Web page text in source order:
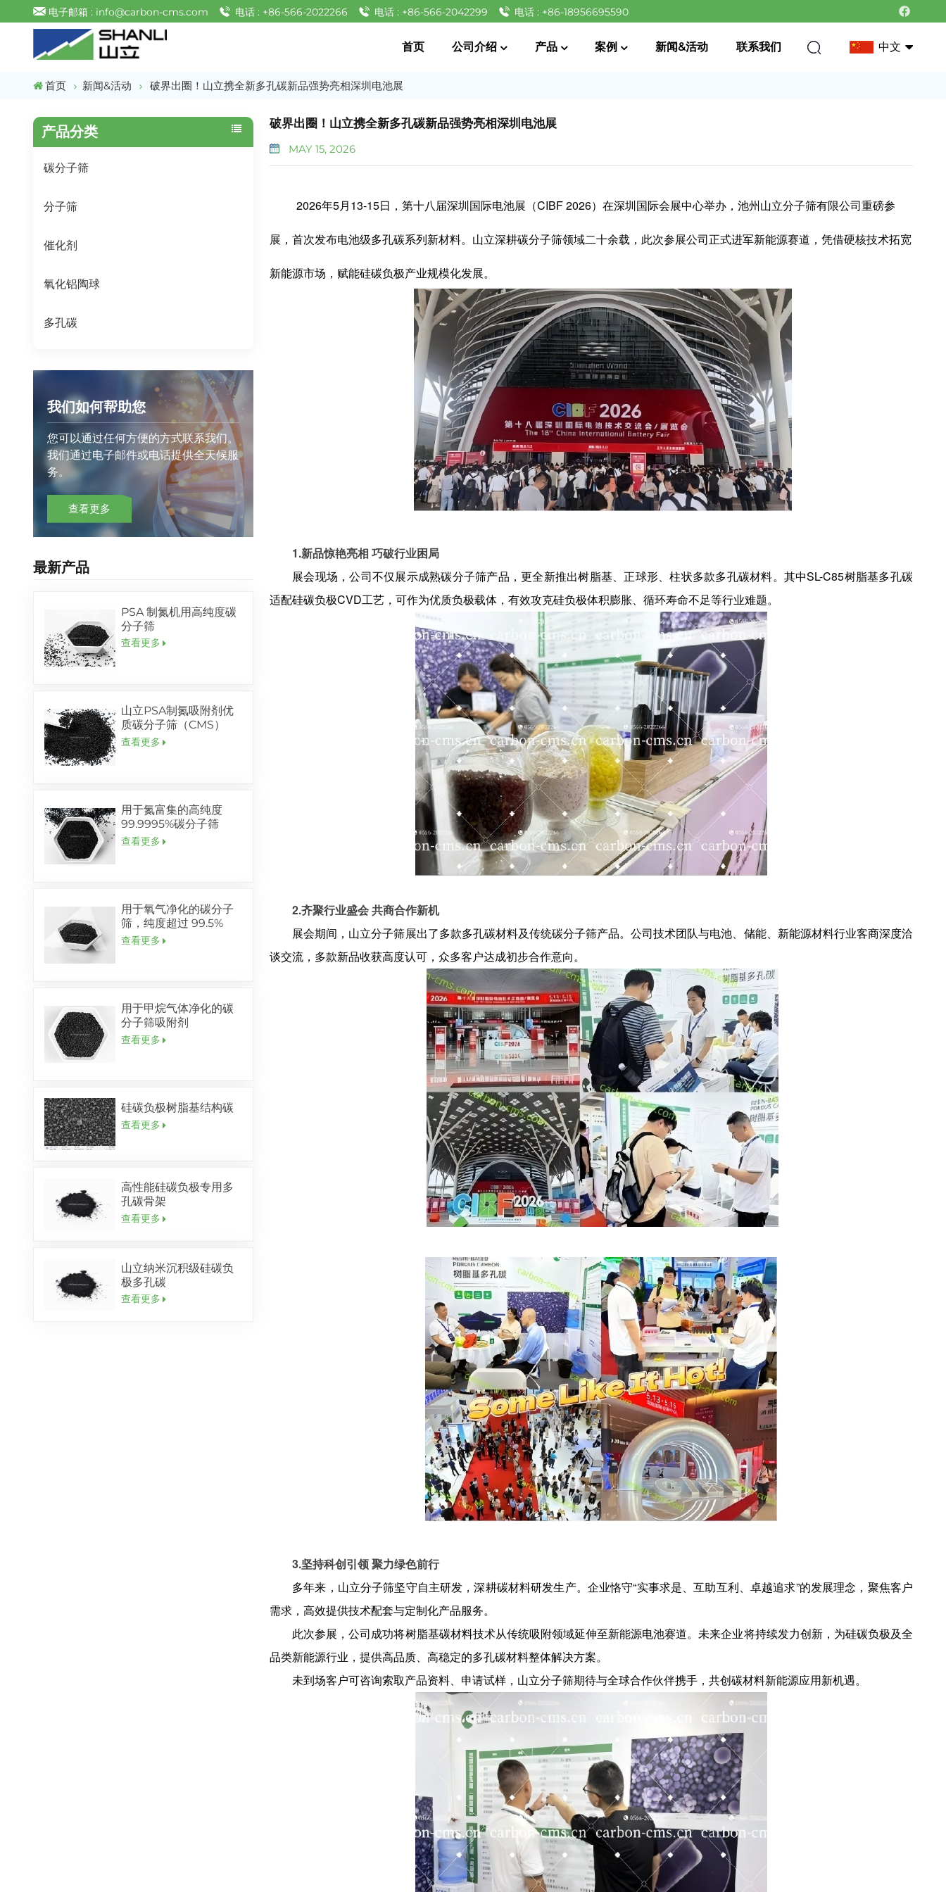
电子邮箱 : info@carbon-cms.com 电话 : +86-566-2022266 电话 : +86-566-2042299 电话 : +86-18956695590
首页 公司介绍 产品 案例 新闻&活动 联系我们 中文
首页 新闻&活动 破界出圈！山立携全新多孔碳新品强势亮相深圳电池展
产品分类
碳分子筛
分子筛
催化剂
氧化铝陶球
多孔碳
我们如何帮助您
您可以通过任何方便的方式联系我们。
我们通过电子邮件或电话提供全天候服
务。
查看更多
最新产品
PSA 制氮机用高纯度碳
分子筛
查看更多
山立PSA制氮吸附剂优
质碳分子筛（CMS）
查看更多
用于氮富集的高纯度
99.9995%碳分子筛
查看更多
用于氧气净化的碳分子
筛，纯度超过 99.5%
查看更多
用于甲烷气体净化的碳
分子筛吸附剂
查看更多
硅碳负极树脂基结构碳
查看更多
高性能硅碳负极专用多
孔碳骨架
查看更多
山立纳米沉积级硅碳负
极多孔碳
查看更多
破界出圈！山立携全新多孔碳新品强势亮相深圳电池展
MAY 15, 2026
2026年5月13-15日，第十八届深圳国际电池展（CIBF 2026）在深圳国际会展中心举办，池州山立分子筛有限公司重磅参
展，首次发布电池级多孔碳系列新材料。 山立深耕碳分子筛领域二十余载，此次参展公司正式进军新能源赛道，凭借硬核技术拓宽
新能源市场，赋能硅碳负极产业规模化发展。
1.新品惊艳亮相 巧破行业困局
展会现场，公司不仅展示成熟碳分子筛产品，更全新推出树脂基、正球形、柱状多款多孔碳材料。其中SL-C85树脂基多孔碳
适配硅碳负极CVD工艺，可作为优质负极载体，有效攻克硅负极体积膨胀、循环寿命不足等行业难题。
2.齐聚行业盛会 共商合作新机
展会期间，山立分子筛展出了多款多孔碳材料及传统碳分子筛产品。公司技术团队与电池、储能、新能源材料行业客商深度洽
谈交流，多款新品收获高度认可，众多客户达成初步合作意向。
3.坚持科创引领 聚力绿色前行
多年来，山立分子筛坚守自主研发，深耕碳材料研发生产。企业恪守“实事求是、互助互利、卓越追求”的发展理念，聚焦客户
需求，高效提供技术配套与定制化产品服务。
此次参展，公司成功将树脂基碳材料技术从传统吸附领域延伸至新能源电池赛道。未来企业将持续发力创新，为硅碳负极及全
品类新能源行业，提供高品质、高稳定的多孔碳材料整体解决方案。
未到场客户可咨询索取产品资料、申请试样，山立分子筛期待与全球合作伙伴携手，共创碳材料新能源应用新机遇。